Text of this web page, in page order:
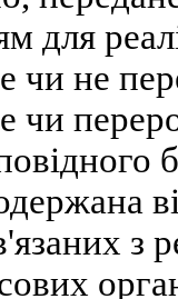
для
чи не
чи
з